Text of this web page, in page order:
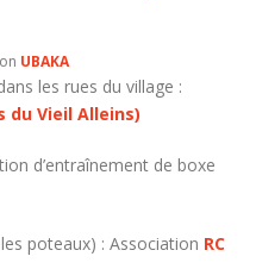
UBAKA
les rues du village :
du Vieil Alleins)
d’entraînement de boxe
poteaux) : Association RC